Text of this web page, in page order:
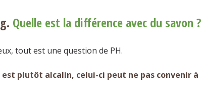
Quelle est la différence avec du savon ?
tout est une question de PH.
plutôt alcalin, celui-ci peut ne pas convenir à